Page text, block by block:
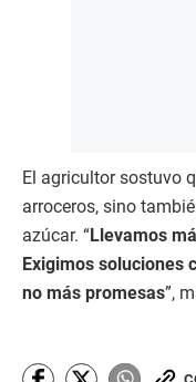
El agricultor sostuvo
arroceros, sino
azúcar. “Llevamos
Exigimos soluciones
no más promesas”,